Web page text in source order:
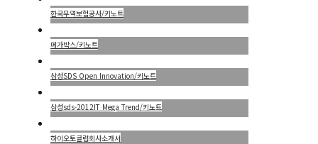
한국무역보험공사/키노트
메가박스/키노트
삼성SDS Open Innovation/키노트
삼성sds-2012IT Mega Trend/키노트
하이오토클럽회사소개서